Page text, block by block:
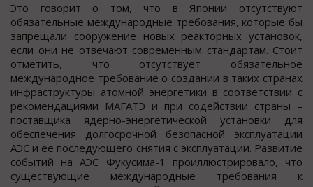
Это говорит о том, что в Японии отсутствуют
обязательные международные требования, которые бы
запрещали сооружение новых реакторных установок,
если они не отвечают современным стандартам. Стоит
отметить, что отсутствует обязательное
международное требование о создании в таких странах
инфраструктуры атомной энергетики в соответствии с
рекомендациями МАГАТЭ и при содействии страны –
поставщика ядерно-энергетической установки для
обеспечения долгосрочной безопасной эксплуатации
АЭС и ее последующего снятия с эксплуатации. Развитие
событий на АЭС Фукусима-1 проиллюстрировало, что
существующие международные требования к